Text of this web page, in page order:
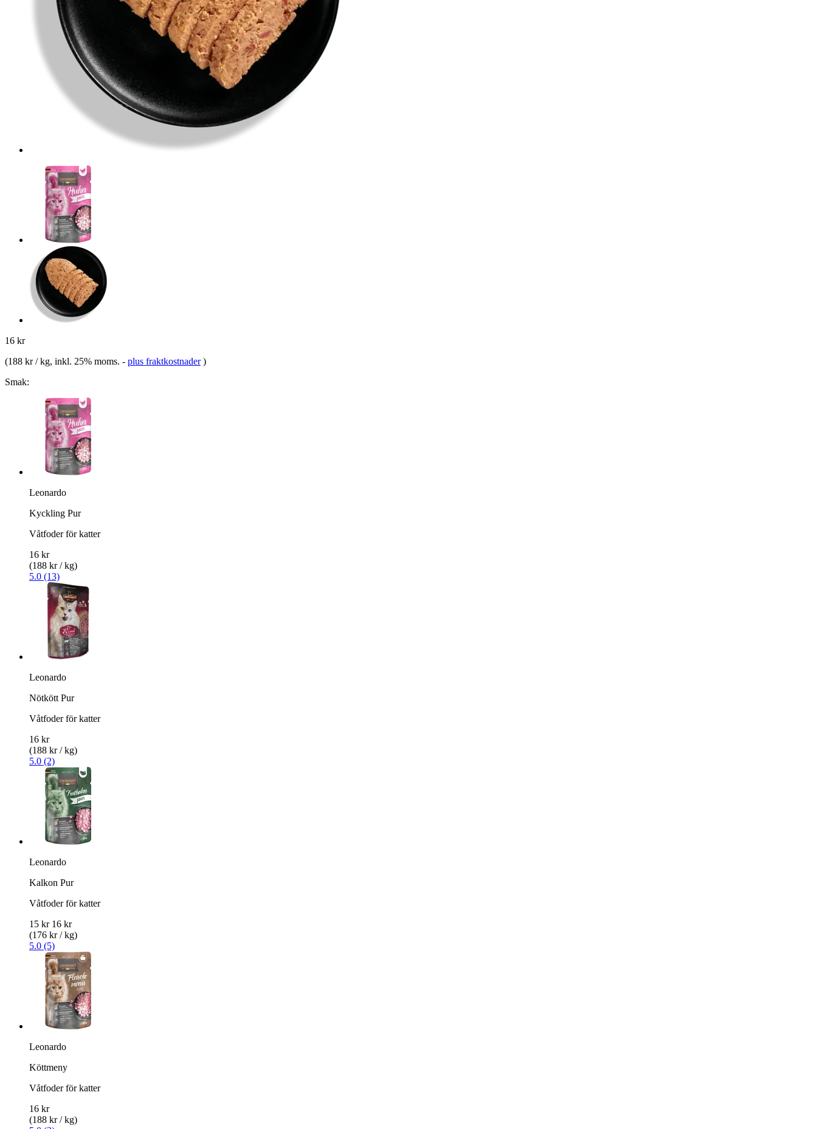
16 kr
(188 kr / kg, inkl. 25% moms. - plus fraktkostnader )
Smak:
Leonardo
Kyckling Pur
Våtfoder för katter
16 kr
(188 kr / kg)
5.0 (13)
Leonardo
Nötkött Pur
Våtfoder för katter
16 kr
(188 kr / kg)
5.0 (2)
Leonardo
Kalkon Pur
Våtfoder för katter
15 kr 16 kr
(176 kr / kg)
5.0 (5)
Leonardo
Köttmeny
Våtfoder för katter
16 kr
(188 kr / kg)